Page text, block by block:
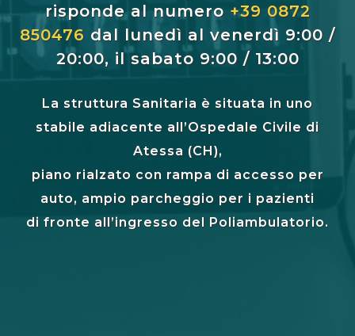
risponde al numero +39 0872
850476 dal lunedì al venerdì 9:00 /
20:00, il sabato 9:00 / 13:00
La struttura Sanitaria è situata in uno
stabile adiacente all’Ospedale Civile di
Atessa (CH),
piano rialzato con rampa di accesso per
auto, ampio parcheggio per i pazienti
di fronte all’ingresso del Poliambulatorio.